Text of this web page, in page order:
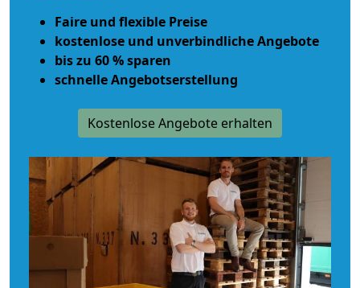
Faire und flexible Preise
kostenlose und unverbindliche Angebote
bis zu 60 % sparen
schnelle Angebotserstellung
Kostenlose Angebote erhalten